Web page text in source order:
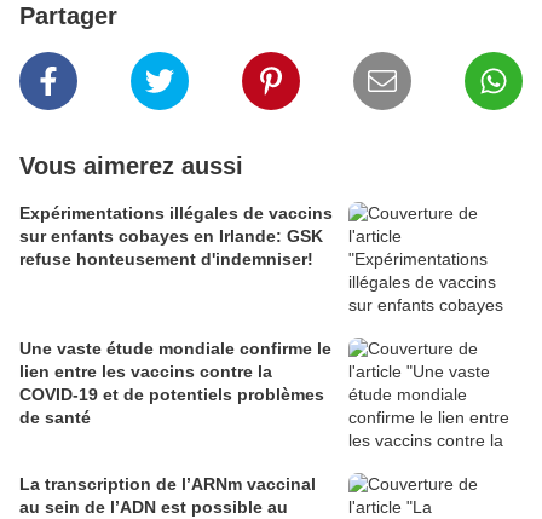
Partager
Vous aimerez aussi
Expérimentations illégales de vaccins
sur enfants cobayes en Irlande: GSK
refuse honteusement d'indemniser!
Une vaste étude mondiale confirme le
lien entre les vaccins contre la
COVID-19 et de potentiels problèmes
de santé
La transcription de l’ARNm vaccinal
au sein de l’ADN est possible au